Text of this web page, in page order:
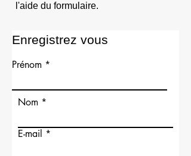
Enregistrez vous
Prénom
Nom
E-mail
l'aide du formulaire.